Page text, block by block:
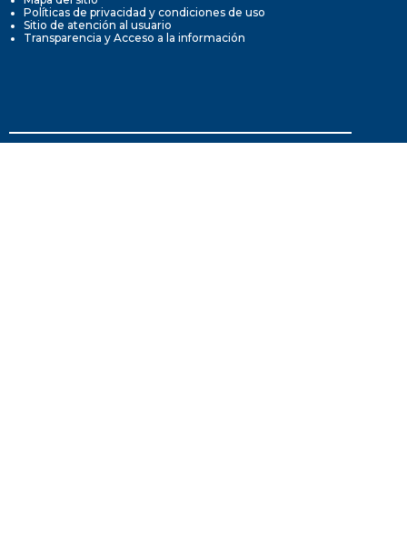
Políticas de privacidad y condiciones de uso
Sitio de atención al usuario
Transparencia y Acceso a la información